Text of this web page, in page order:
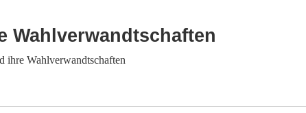
Wahlverwandtschaften
ihre Wahlverwandtschaften